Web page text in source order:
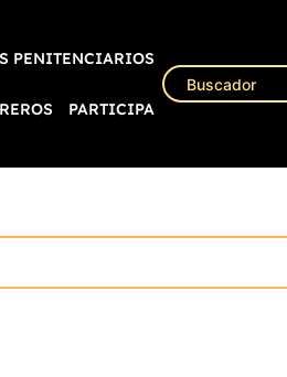
PENITENCIARIOS
PARTICIPA